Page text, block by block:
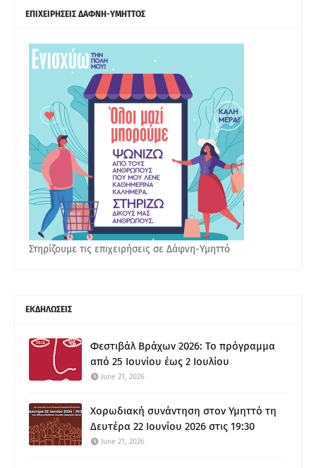
ΕΠΙΧΕΙΡΗΣΕΙΣ ΔΑΦΝΗ-ΥΜΗΤΤΟΣ
Στηρίζουμε τις επιχειρήσεις σε Δάφνη-Υμηττό
ΕΚΔΗΛΩΣΕΙΣ
Φεστιβάλ Βράχων 2026: Το πρόγραμμα
από 25 Ιουνίου έως 2 Ιουλίου
June 21, 2026
Χορωδιακή συνάντηση στον Υμηττό τη
Δευτέρα 22 Ιουνίου 2026 στις 19:30
June 21, 2026